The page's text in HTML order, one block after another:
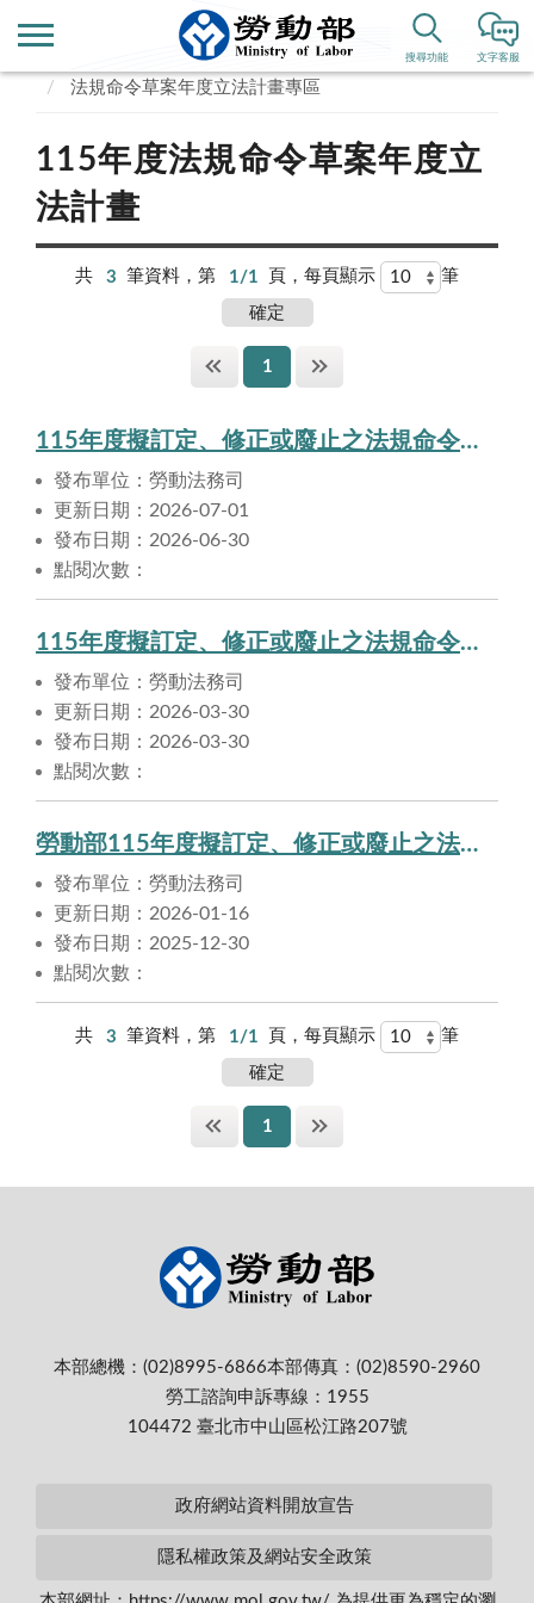
文字客服
搜尋功能
政府資訊公開
法規命令草案年度立法計畫專區
115年度法規命令草案年度立
法計畫
共 3 筆資料，第 1/1 頁，每頁顯示 筆
1
115年度擬訂定、修正或廢止之法規命令清單(第2季更新)
發布單位：勞動法務司
更新日期：2026-07-01
發布日期：2026-06-30
點閱次數：
115年度擬訂定、修正或廢止之法規命令清單(第1季更新)
發布單位：勞動法務司
更新日期：2026-03-30
發布日期：2026-03-30
點閱次數：
勞動部115年度擬訂定、修正或廢止之法規命令清單
發布單位：勞動法務司
更新日期：2026-01-16
發布日期：2025-12-30
點閱次數：
共 3 筆資料，第 1/1 頁，每頁顯示 筆
1
本部總機：(02)8995-6866本部傳真：(02)8590-2960
勞工諮詢申訴專線：1955
104472 臺北市中山區松江路207號
政府網站資料開放宣告
隱私權政策及網站安全政策